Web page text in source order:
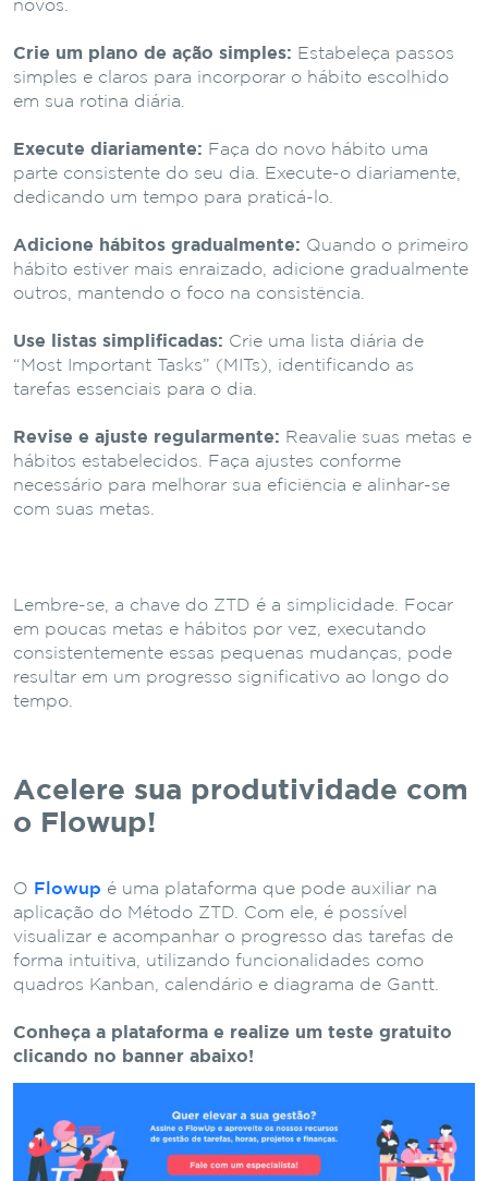
novos.
Crie um plano de ação simples: Estabeleça passos
simples e claros para incorporar o hábito escolhido
em sua rotina diária.
Execute diariamente: Faça do novo hábito uma
parte consistente do seu dia. Execute-o diariamente,
dedicando um tempo para praticá-lo.
Adicione hábitos gradualmente: Quando o primeiro
hábito estiver mais enraizado, adicione gradualmente
outros, mantendo o foco na consistência.
Use listas simplificadas: Crie uma lista diária de
“Most Important Tasks” (MITs), identificando as
tarefas essenciais para o dia.
Revise e ajuste regularmente: Reavalie suas metas e
hábitos estabelecidos. Faça ajustes conforme
necessário para melhorar sua eficiência e alinhar-se
com suas metas.
Lembre-se, a chave do ZTD é a simplicidade. Focar
em poucas metas e hábitos por vez, executando
consistentemente essas pequenas mudanças, pode
resultar em um progresso significativo ao longo do
tempo.
Acelere sua produtividade com
o Flowup!
O Flowup é uma plataforma que pode auxiliar na
aplicação do Método ZTD. Com ele, é possível
visualizar e acompanhar o progresso das tarefas de
forma intuitiva, utilizando funcionalidades como
quadros Kanban, calendário e diagrama de Gantt.
Conheça a plataforma e realize um teste gratuito
clicando no banner abaixo!